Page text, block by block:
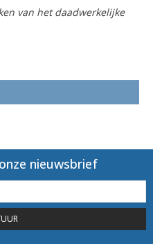
van het daadwerkelijke
nieuwsbrief